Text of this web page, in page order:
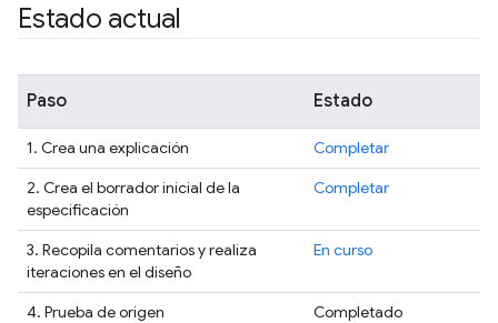
Estado actual
Paso Estado
1. Crea una explicación
Completar
2. Crea el borrador inicial de la
especificación
Completar
3. Recopila comentarios y realiza
iteraciones en el diseño
En curso
4. Prueba de origen
Completado